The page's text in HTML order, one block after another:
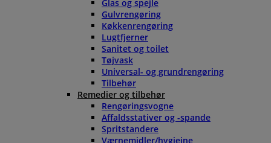
Glas og spejle
Gulvrengøring
Køkkenrengøring
Lugtfjerner
Sanitet og toilet
Tøjvask
Universal- og grundrengøring
Tilbehør
Remedier og tilbehør
Rengøringsvogne
Affaldsstativer og -spande
Spritstandere
Værnemidler/hygiejne